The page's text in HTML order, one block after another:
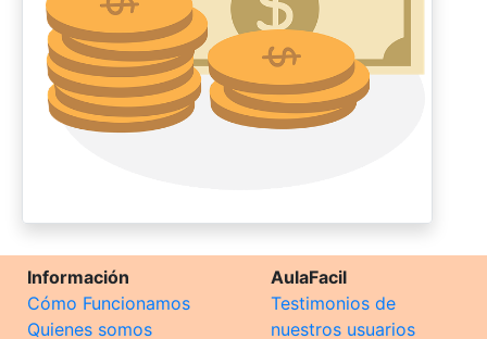
Información
Cómo Funcionamos
Quienes somos
AulaFacil
Testimonios de
nuestros usuarios